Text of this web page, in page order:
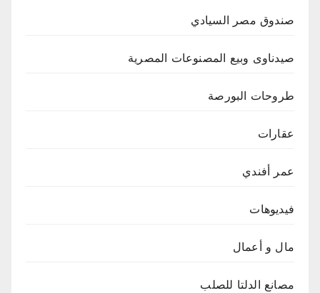
صندوق مصر السيادي
صيدناوى وبيع المصنوعات المصرية
طروحات البورصة
عقارات
عمر أفندي
فيديوهات
مال و أعمال
مصانع الدلتا للصلب